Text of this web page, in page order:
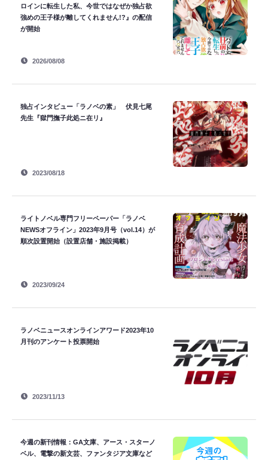
ロインに転生した私、今世ではなぜか独占欲
強めの王子様が離してくれません!?』の配信
が開始
2026/08/08
独占インタビュー「ラノベの素」 伏見七尾
先生『獄門撫子此処ニ在リ』
2023/08/18
ライトノベル専門フリーペーパー「ラノベ
NEWSオフライン」2023年9月号（vol.14）が
順次設置開始（設置店舗・施設掲載）
2023/09/24
ラノベニュースオンラインアワード2023年10
月刊のアンケート投票開始
2023/11/13
今週の新刊情報：GA文庫、アース・スターノ
ベル、電撃の新文芸、ファンタジア文庫など